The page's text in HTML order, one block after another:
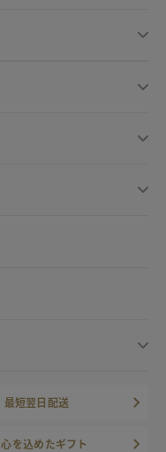
最短翌日配送
心を込めたギフト